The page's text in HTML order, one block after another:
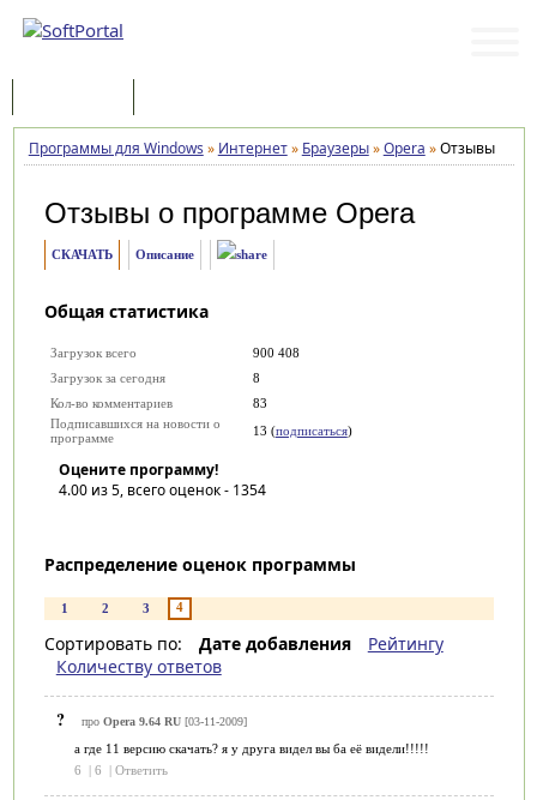
Программы для Windows » Интернет» Браузеры»Opera »Отзывы
Отзывы о программе Opera
СКАЧАТЬ Описание
Общая статистика
Загрузок всего
900 408
Загрузок за сегодня
8
Кол-во комментариев
83
Подписавшихся на новости о
программе
13 (подписаться)
Оцените программу!
4.00из 5, всего оценок - 1354
Распределение оценок программы
1 2 3 4
Сортировать по: Дате добавления
Рейтингу
Количеству ответов
? про Opera 9.64 RU[03-11-2009]
а где 11 версию скачать? я у друга видел вы ба её видели!!!!!
6
| 6 | Ответить